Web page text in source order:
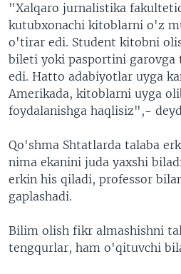
"Xalqaro jurnalistika
kutubxonachi kitoblarni o'z
o'tirar edi. Student kitobni
bileti yoki pasportini garovga
edi. Hatto adabiyotlar uyga
Amerikada, kitoblarni uyga
foydalanishga haqlisiz",-
Qo'shma Shtatlarda talaba
nima ekanini juda yaxshi
erkin his qiladi, professor
gaplashadi.
Bilim olish fikr almashishni
tengqurlar, ham o'qituvchi